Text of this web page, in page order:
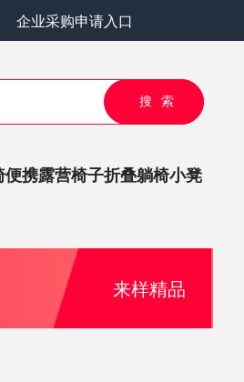
企业采购申请入口
搜索
携露营椅子折叠躺椅小凳
来样精品